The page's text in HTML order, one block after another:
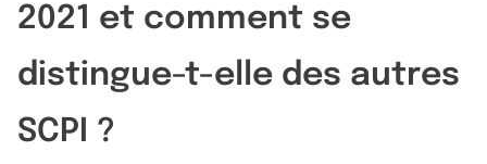
2021 et comment se
distingue-t-elle des autres
SCPI ?